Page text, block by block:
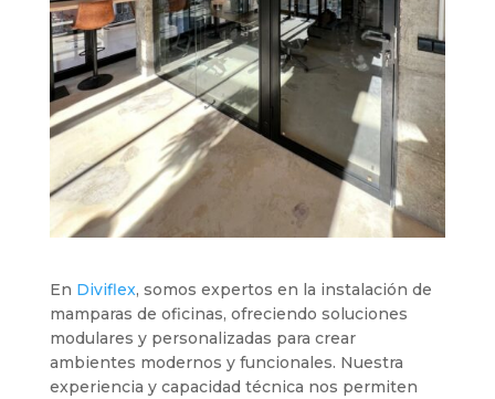
En Diviflex, somos expertos en la instalación de
mamparas de oficinas, ofreciendo soluciones
modulares y personalizadas para crear
ambientes modernos y funcionales. Nuestra
experiencia y capacidad técnica nos permiten